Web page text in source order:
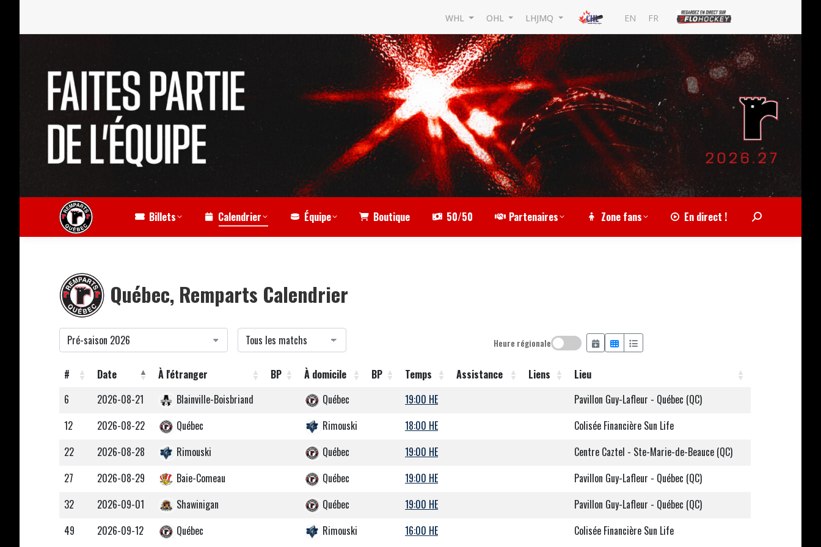
WHL OHL LHJMQ EN FR
Billets Calendrier Équipe Boutique 50/50 Partenaires Zone fans En direct ! Search:
Québec, Remparts Calendrier
Heure régionale
# Date À l'étranger BP À domicile BP Temps Assistance Liens
Lieu
6
2026-08-21 Blainville-Boisbriand Québec 19:00 HE
Pavillon Guy-Lafleur - Québec (QC)
12
2026-08-22 Québec Rimouski 18:00 HE
Colisée Financière Sun Life
22
2026-08-28 Rimouski Québec 19:00 HE
Centre Caztel - Ste-Marie-de-Beauce (QC)
27
2026-08-29 Baie-Comeau Québec 19:00 HE
Pavillon Guy-Lafleur - Québec (QC)
32
2026-09-01 Shawinigan Québec 19:00 HE
Pavillon Guy-Lafleur - Québec (QC)
49
2026-09-12 Québec Rimouski 16:00 HE Colisée Financière Sun Life